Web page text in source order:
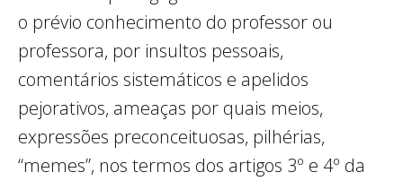
o prévio conhecimento do professor ou
professora, por insultos pessoais,
comentários sistemáticos e apelidos
pejorativos, ameaças por quais meios,
expressões preconceituosas, pilhérias,
“memes”, nos termos dos artigos 3º e 4º da